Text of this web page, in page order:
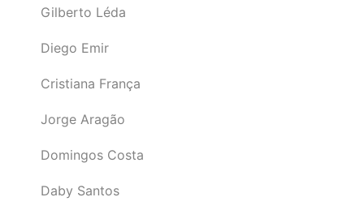
Gilberto Léda
Diego Emir
Cristiana França
Jorge Aragão
Domingos Costa
Daby Santos